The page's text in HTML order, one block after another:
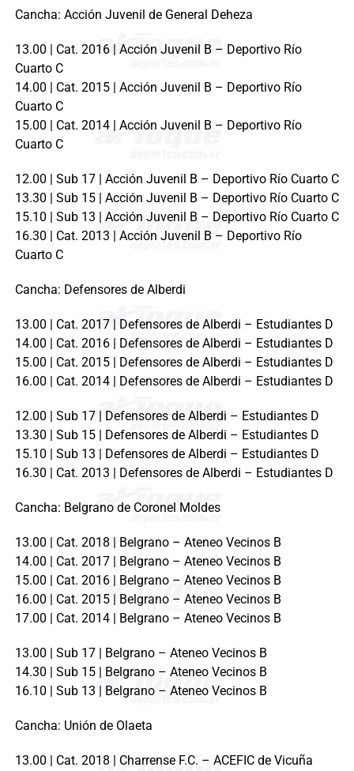
Cancha: Acción Juvenil de General Deheza
13.00 | Cat. 2016 | Acción Juvenil B – Deportivo Río
Cuarto C
14.00 | Cat. 2015 | Acción Juvenil B – Deportivo Río
Cuarto C
15.00 | Cat. 2014 | Acción Juvenil B – Deportivo Río
Cuarto C
12.00 | Sub 17 | Acción Juvenil B – Deportivo Río Cuarto C
13.30 | Sub 15 | Acción Juvenil B – Deportivo Río Cuarto C
15.10 | Sub 13 | Acción Juvenil B – Deportivo Río Cuarto C
16.30 | Cat. 2013 | Acción Juvenil B – Deportivo Río
Cuarto C
Cancha: Defensores de Alberdi
13.00 | Cat. 2017 | Defensores de Alberdi – Estudiantes D
14.00 | Cat. 2016 | Defensores de Alberdi – Estudiantes D
15.00 | Cat. 2015 | Defensores de Alberdi – Estudiantes D
16.00 | Cat. 2014 | Defensores de Alberdi – Estudiantes D
12.00 | Sub 17 | Defensores de Alberdi – Estudiantes D
13.30 | Sub 15 | Defensores de Alberdi – Estudiantes D
15.10 | Sub 13 | Defensores de Alberdi – Estudiantes D
16.30 | Cat. 2013 | Defensores de Alberdi – Estudiantes D
Cancha: Belgrano de Coronel Moldes
13.00 | Cat. 2018 | Belgrano – Ateneo Vecinos B
14.00 | Cat. 2017 | Belgrano – Ateneo Vecinos B
15.00 | Cat. 2016 | Belgrano – Ateneo Vecinos B
16.00 | Cat. 2015 | Belgrano – Ateneo Vecinos B
17.00 | Cat. 2014 | Belgrano – Ateneo Vecinos B
13.00 | Sub 17 | Belgrano – Ateneo Vecinos B
14.30 | Sub 15 | Belgrano – Ateneo Vecinos B
16.10 | Sub 13 | Belgrano – Ateneo Vecinos B
Cancha: Unión de Olaeta
13.00 | Cat. 2018 | Charrense F.C. – ACEFIC de Vicuña